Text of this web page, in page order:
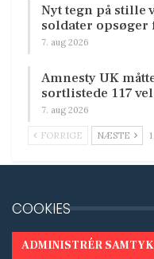
Nyt tegn på stille
soldater
7. aug 2026
Amnesty UK
sortlistede 117
7. aug 2026
FORRIGE NÆSTE
COOKIES
ADMINISTRÉR